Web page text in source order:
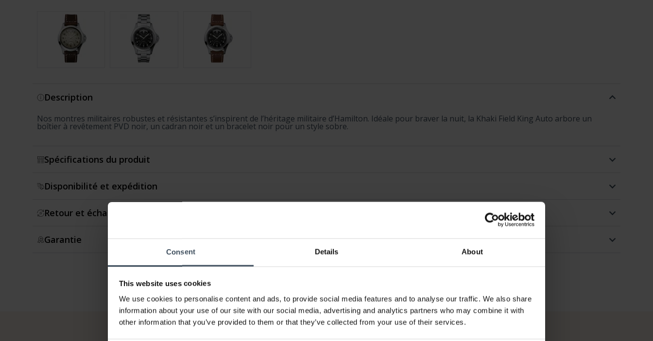
Consent Details About
This website uses cookies
We use cookies to personalise content and ads, to provide social media features and to analyse our traffic. We also share
information about your use of our site with our social media, advertising and analytics partners who may combine it with
other information that you’ve provided to them or that they’ve collected from your use of their services.
Description
Nos montres militaires robustes et résistantes s’inspirent de l’héritage militaire d’Hamilton. Idéale pour braver la nuit, la Khaki Field King Auto arbore un
boîtier à revêtement PVD noir, un cadran noir et un bracelet noir pour un style sobre.
Spécifications du produit
Disponibilité et expédition
Retour et échange
Garantie